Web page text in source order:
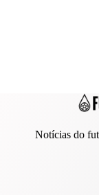
Notícias do